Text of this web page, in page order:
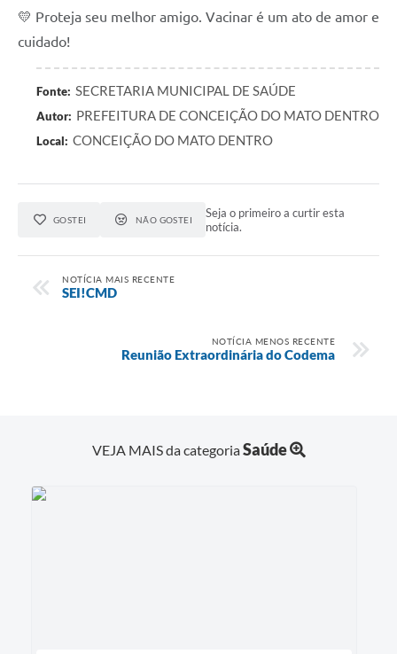
💛 Proteja seu melhor amigo. Vacinar é um ato de amor e
cuidado!
Fonte: SECRETARIA MUNICIPAL DE SAÚDE
Autor: PREFEITURA DE CONCEIÇÃO DO MATO DENTRO
Local: CONCEIÇÃO DO MATO DENTRO
GOSTEI NÃO GOSTEI
Seja o primeiro a curtir esta
notícia.
NOTÍCIA MAIS RECENTE
SEI!CMD
NOTÍCIA MENOS RECENTE
Reunião Extraordinária do Codema
VEJA MAIS da categoriaSaúde